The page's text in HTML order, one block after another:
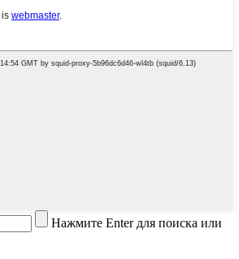
Нажмите Enter для поиска или